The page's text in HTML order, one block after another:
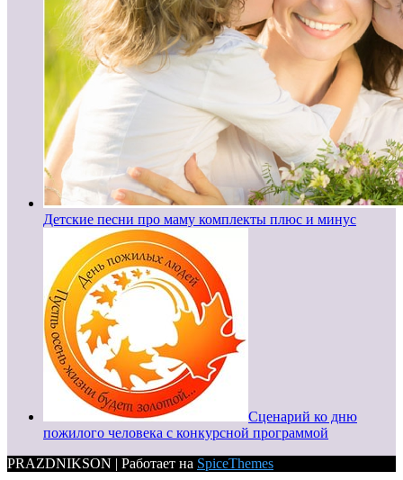
Детские песни про маму комплекты плюс и минус
Сценарий ко дню
пожилого человека с конкурсной программой
PRAZDNIKSON | Работает на SpiceThemes